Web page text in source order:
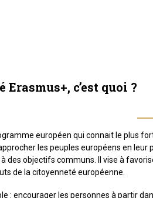
c’est quoi ?
européen qui connait le plus
les peuples européens en leur
des objectifs communs. Il vise à
de la citoyenneté européenne.
: encourager les personnes à partir